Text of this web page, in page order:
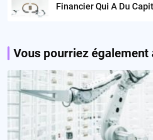
Financier Qui A Du
Vous pourriez également